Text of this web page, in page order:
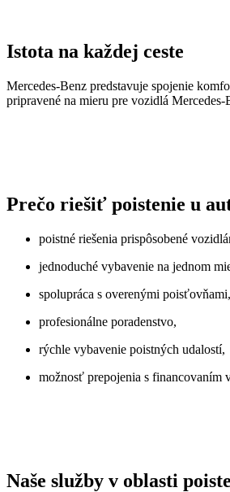
Istota na každej ceste
Mercedes-Benz predstavuje spojenie
pripravené na mieru pre vozidlá
Prečo riešiť poistenie u
poistné riešenia prispôsobené
jednoduché vybavenie na jednom
spolupráca s overenými poisťovňami,
profesionálne poradenstvo,
rýchle vybavenie poistných udalostí,
možnosť prepojenia s financovaním
Naše služby v oblasti